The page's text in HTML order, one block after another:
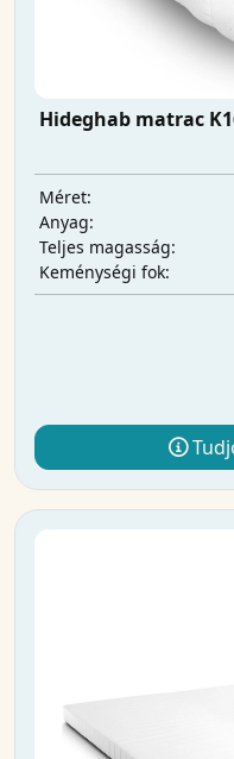
Hideghab matrac
Méret:
Anyag:
Teljes magasság:
Keménységi fok: